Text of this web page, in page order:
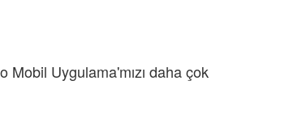
Uygulama'mızı daha çok